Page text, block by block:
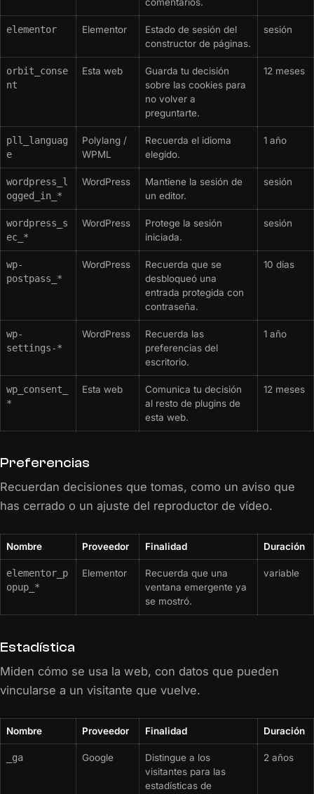
elementor Elementor
Estado de sesión del
constructor de páginas.
sesión
orbit_conse
nt
Esta web
Guarda tu decisión
sobre las cookies para
no volver a
preguntarte.
12 meses
pll_languag
e
Polylang /
WPML
Recuerda el idioma
elegido.
1 año
wordpress_l
ogged_in_*
WordPress
Mantiene la sesión de
un editor.
sesión
wordpress_s
ec_*
WordPress
Protege la sesión
iniciada.
sesión
wp-
postpass_*
WordPress
Recuerda que se
desbloqueó una
entrada protegida con
contraseña.
10 días
wp-
settings-*
WordPress
Recuerda las
preferencias del
escritorio.
1 año
wp_consent_
*
Esta web
Comunica tu decisión
al resto de plugins de
esta web.
12 meses
Preferencias
Recuerdan decisiones que tomas, como un aviso que
has cerrado o un ajuste del reproductor de vídeo.
Nombre Proveedor Finalidad Duración
elementor_p
opup_*
Elementor
Recuerda que una
ventana emergente ya
se mostró.
variable
Estadística
Miden cómo se usa la web, con datos que pueden
vincularse a un visitante que vuelve.
Nombre Proveedor Finalidad Duración
_ga Google
Distingue a los
visitantes para las
estadísticas de
2 años